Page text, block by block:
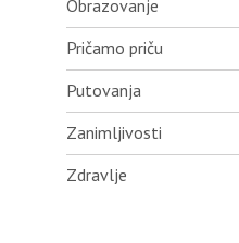
Obrazovanje
Pričamo priču
Putovanja
Zanimljivosti
Zdravlje